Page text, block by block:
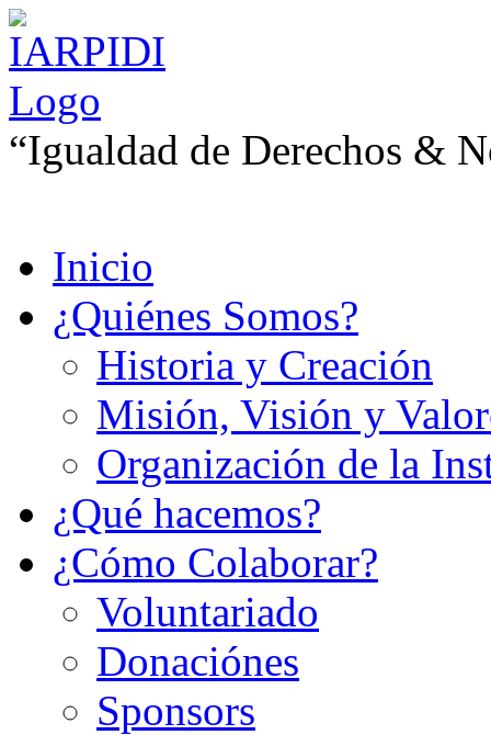
“Igualdad de Derechos &
Inicio
¿Quiénes Somos?
Historia y Creación
Misión, Visión y
Organización de la
¿Qué hacemos?
¿Cómo Colaborar?
Voluntariado
Donaciónes
Sponsors